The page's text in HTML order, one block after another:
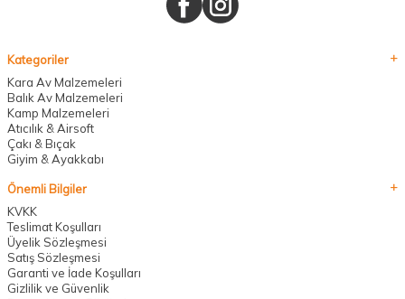
Kategoriler
Kara Av Malzemeleri
Balık Av Malzemeleri
Kamp Malzemeleri
Atıcılık & Airsoft
Çakı & Bıçak
Giyim & Ayakkabı
Önemli Bilgiler
KVKK
Teslimat Koşulları
Üyelik Sözleşmesi
Satış Sözleşmesi
Garanti ve İade Koşulları
Gizlilik ve Güvenlik